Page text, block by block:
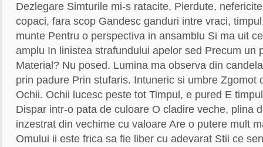
Dezlegare Simturile mi-s ratacite, Pierdute,
copaci, fara scop Gandesc ganduri intre vraci,
munte Pentru o perspectiva in ansamblu Si ma uit
amplu In linistea strafundului apelor sed Precum un
Material? Nu posed. Lumina ma observa din
prin padure Prin stufaris. Intuneric si umbre Zgomot
Ochii. Ochii lucesc peste tot Timpul, e pured E
Dispar intr-o pata de culoare O cladire veche, plina
inzestrat din vechime cu valoare Are o putere mult
Omului ii este frica sa fie liber cu adevarat Stii ce